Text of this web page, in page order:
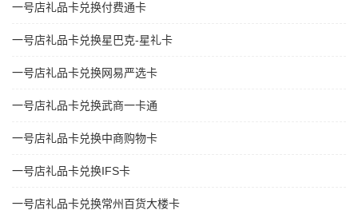
一号店礼品卡兑换付费通卡
一号店礼品卡兑换星巴克-星礼卡
一号店礼品卡兑换网易严选卡
一号店礼品卡兑换武商一卡通
一号店礼品卡兑换中商购物卡
一号店礼品卡兑换IFS卡
一号店礼品卡兑换常州百货大楼卡